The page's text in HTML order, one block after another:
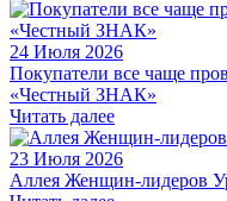
24 Июля 2026
Покупатели все чаще
«Честный ЗНАК»
Читать далее
23 Июля 2026
Аллея Женщин-лидеров